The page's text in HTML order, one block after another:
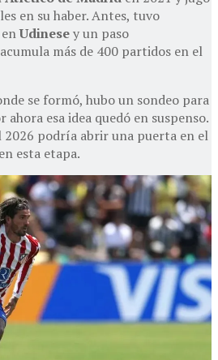
en su haber. Antes, tuvo
enUdinesey un paso
más de 400 partidos en el
se formó, hubo un sondeo para
esa idea quedó en suspenso.
2026 podría abrir una puerta en el
esta etapa.